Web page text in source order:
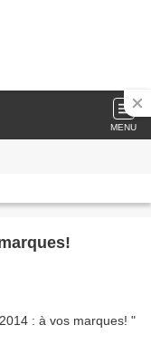
MENU